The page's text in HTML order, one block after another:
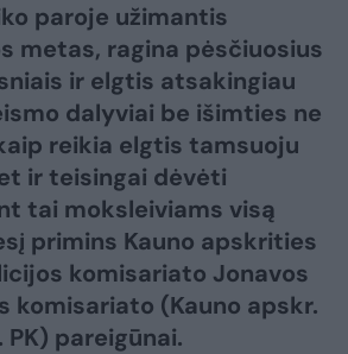
paroje užimantis
metas, ragina pėsčiuosius
ir elgtis atsakingiau
dalyviai be išimties ne
reikia elgtis tamsuoju
ir teisingai dėvėti
tai moksleiviams visą
primins Kauno apskrities
komisariato Jonavos
komisariato (Kauno apskr.
PK) pareigūnai.